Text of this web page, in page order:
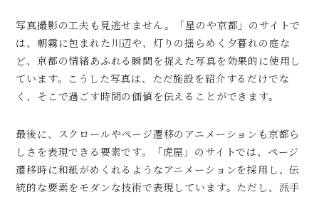
写真撮影の工夫も見逃せません。「星のや京都」のサイトで
は、朝霧に包まれた川辺や、灯りの揺らめく夕暮れの庭な
ど、京都の情緒あふれる瞬間を捉えた写真を効果的に使用し
ています。こうした写真は、ただ施設を紹介するだけでな
く、そこで過ごす時間の価値を伝えることができます。
最後に、スクロールやページ遷移のアニメーションも京都ら
しさを表現できる要素です。「虎屋」のサイトでは、ページ
遷移時に和紙がめくれるようなアニメーションを採用し、伝
統的な要素をモダンな技術で表現しています。ただし、派手